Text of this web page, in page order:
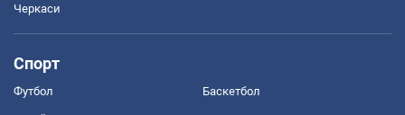
Черкаси
Спорт
Футбол Баскетбол